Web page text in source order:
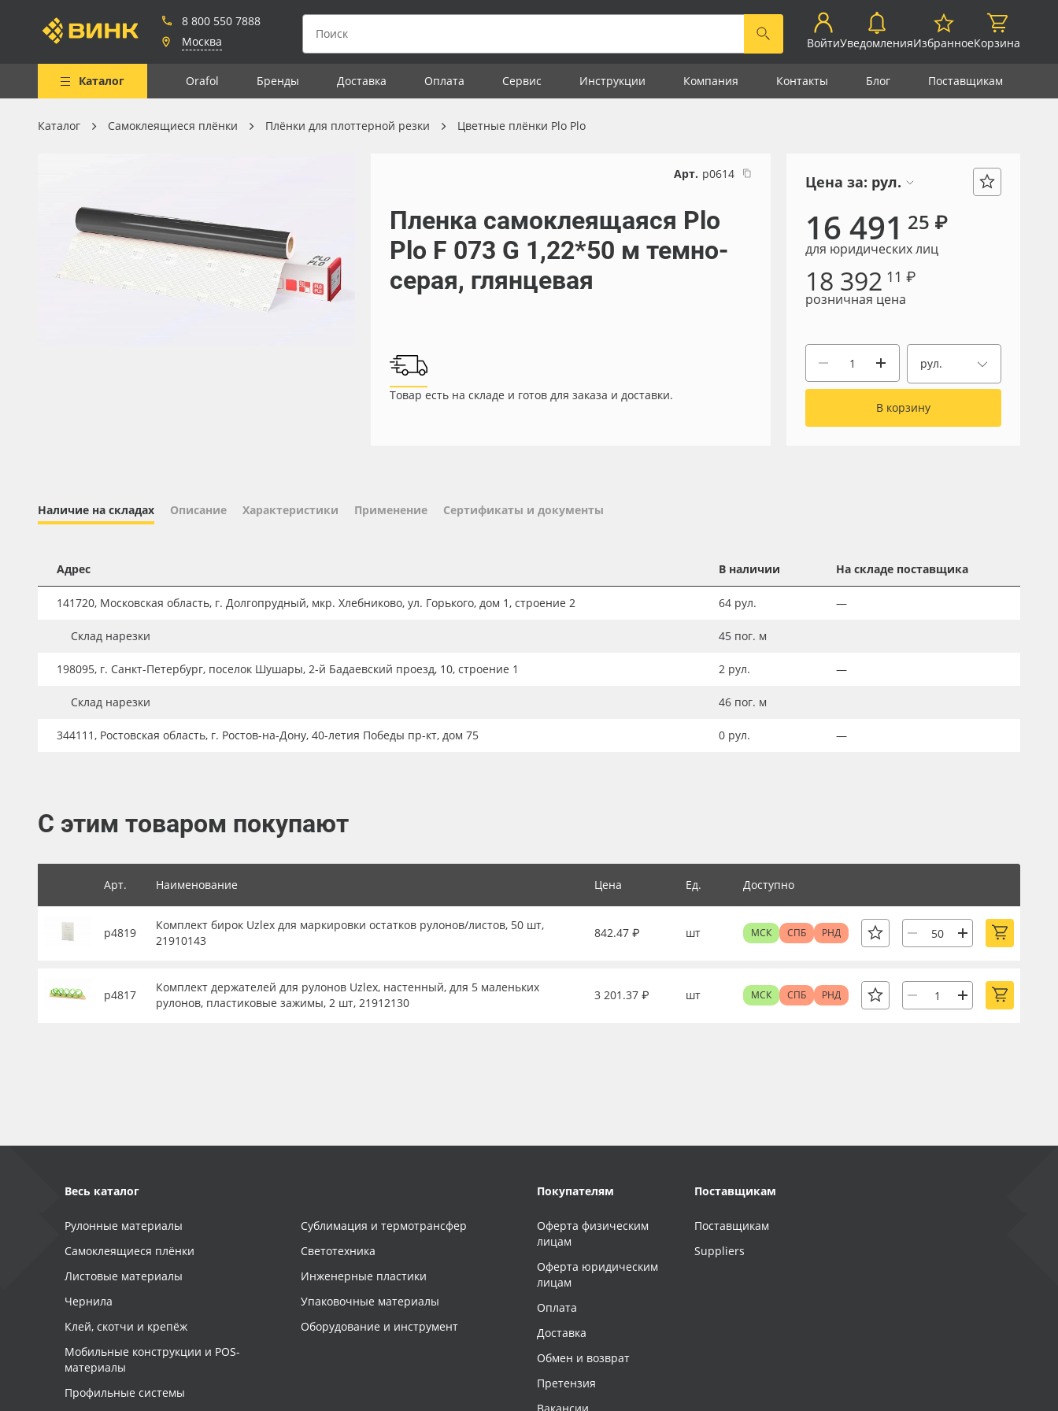
8 800 550 7888
Москва
ВойтиУведомленияИзбранноеКорзина
Каталог Orafol Бренды Доставка Оплата Сервис Инструкции Компания Контакты Блог Поставщикам
Весь каталог
Листовые материалы
Чернила
Клей, скотчи и крепёж
Новинки ассортимента
Плёнка монтажная Oratape
ПЭТ листовой
ПЭТ бэклит
Вспененный ПВХ
Каталог Самоклеящиеся плёнки Плёнки для плоттерной резки Цветные плёнки Plo Plo
Арт. р0614
Пленка самоклеящаяся Plo
Plo F 073 G 1,22*50 м темно-
серая, глянцевая
Товар есть на складе и готов для заказа и доставки.
Цена за: рул.
16 491 25 ₽
для юридических лиц
18 392 11 ₽
розничная цена
рул.
В корзину
Наличие на складах Описание Характеристики Применение Сертификаты и документы
Адрес В наличии На складе поставщика
141720, Московская область, г. Долгопрудный, мкр. Хлебниково, ул. Горького, дом 1, строение 2 64 рул. —
Склад нарезки 45 пог. м
198095, г. Санкт-Петербург, поселок Шушары, 2-й Бадаевский проезд, 10, строение 1 2 рул. —
Склад нарезки 46 пог. м
344111, Ростовская область, г. Ростов-на-Дону, 40-летия Победы пр-кт, дом 75 0 рул. —
С этим товаром покупают
Арт. Наименование Цена Ед. Доступно
р4819
Комплект бирок Uzlex для маркировки остатков рулонов/листов, 50 шт,
21910143
842.47 ₽ шт МСК СПБ РНД
р4817
Комплект держателей для рулонов Uzlex, настенный, для 5 маленьких
рулонов, пластиковые зажимы, 2 шт, 21912130
3 201.37 ₽ шт МСК СПБ РНД
Весь каталог
Рулонные материалы
Самоклеящиеся плёнки
Листовые материалы
Чернила
Клей, скотчи и крепёж
Мобильные конструкции и POS-
материалы
Профильные системы
Сублимация и термотрансфер
Светотехника
Инженерные пластики
Упаковочные материалы
Оборудование и инструмент
Покупателям
Оферта физическим
лицам
Оферта юридическим
лицам
Оплата
Доставка
Обмен и возврат
Претензия
Поставщикам
Поставщикам
Suppliers